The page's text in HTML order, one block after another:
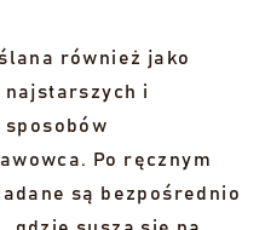
LOTÓW
również jako
najstarszych i
Po ręcznym
są bezpośrednio